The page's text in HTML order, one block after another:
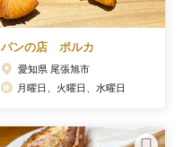
パンの店 ポルカ
愛知県 尾張旭市
月曜日、火曜日、水曜日